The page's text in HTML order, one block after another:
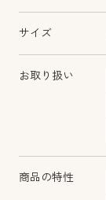
サイズ
お取り扱い
商品の特性